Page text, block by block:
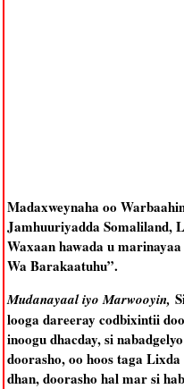
Madaxweynaha oo
Jamhuuriyadda Somaliland,
Waxaan hawada u
Wa Barakaatuhu”.
Mudanayaal iyo Marwooyin,
looga dareeray codbixintii
inoogu dhacday, si
doorasho, oo hoos taga
dhan, doorasho hal mar si